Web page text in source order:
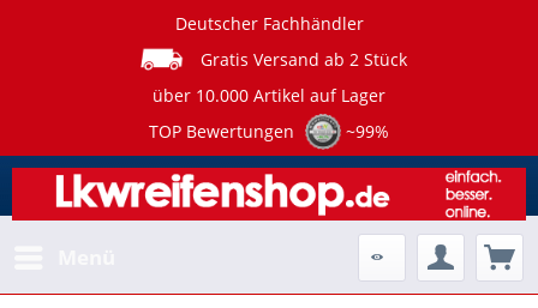
Deutscher Fachhändler
Gratis Versand ab 2 Stück
über 10.000 Artikel auf Lager
TOP Bewertungen
~99%